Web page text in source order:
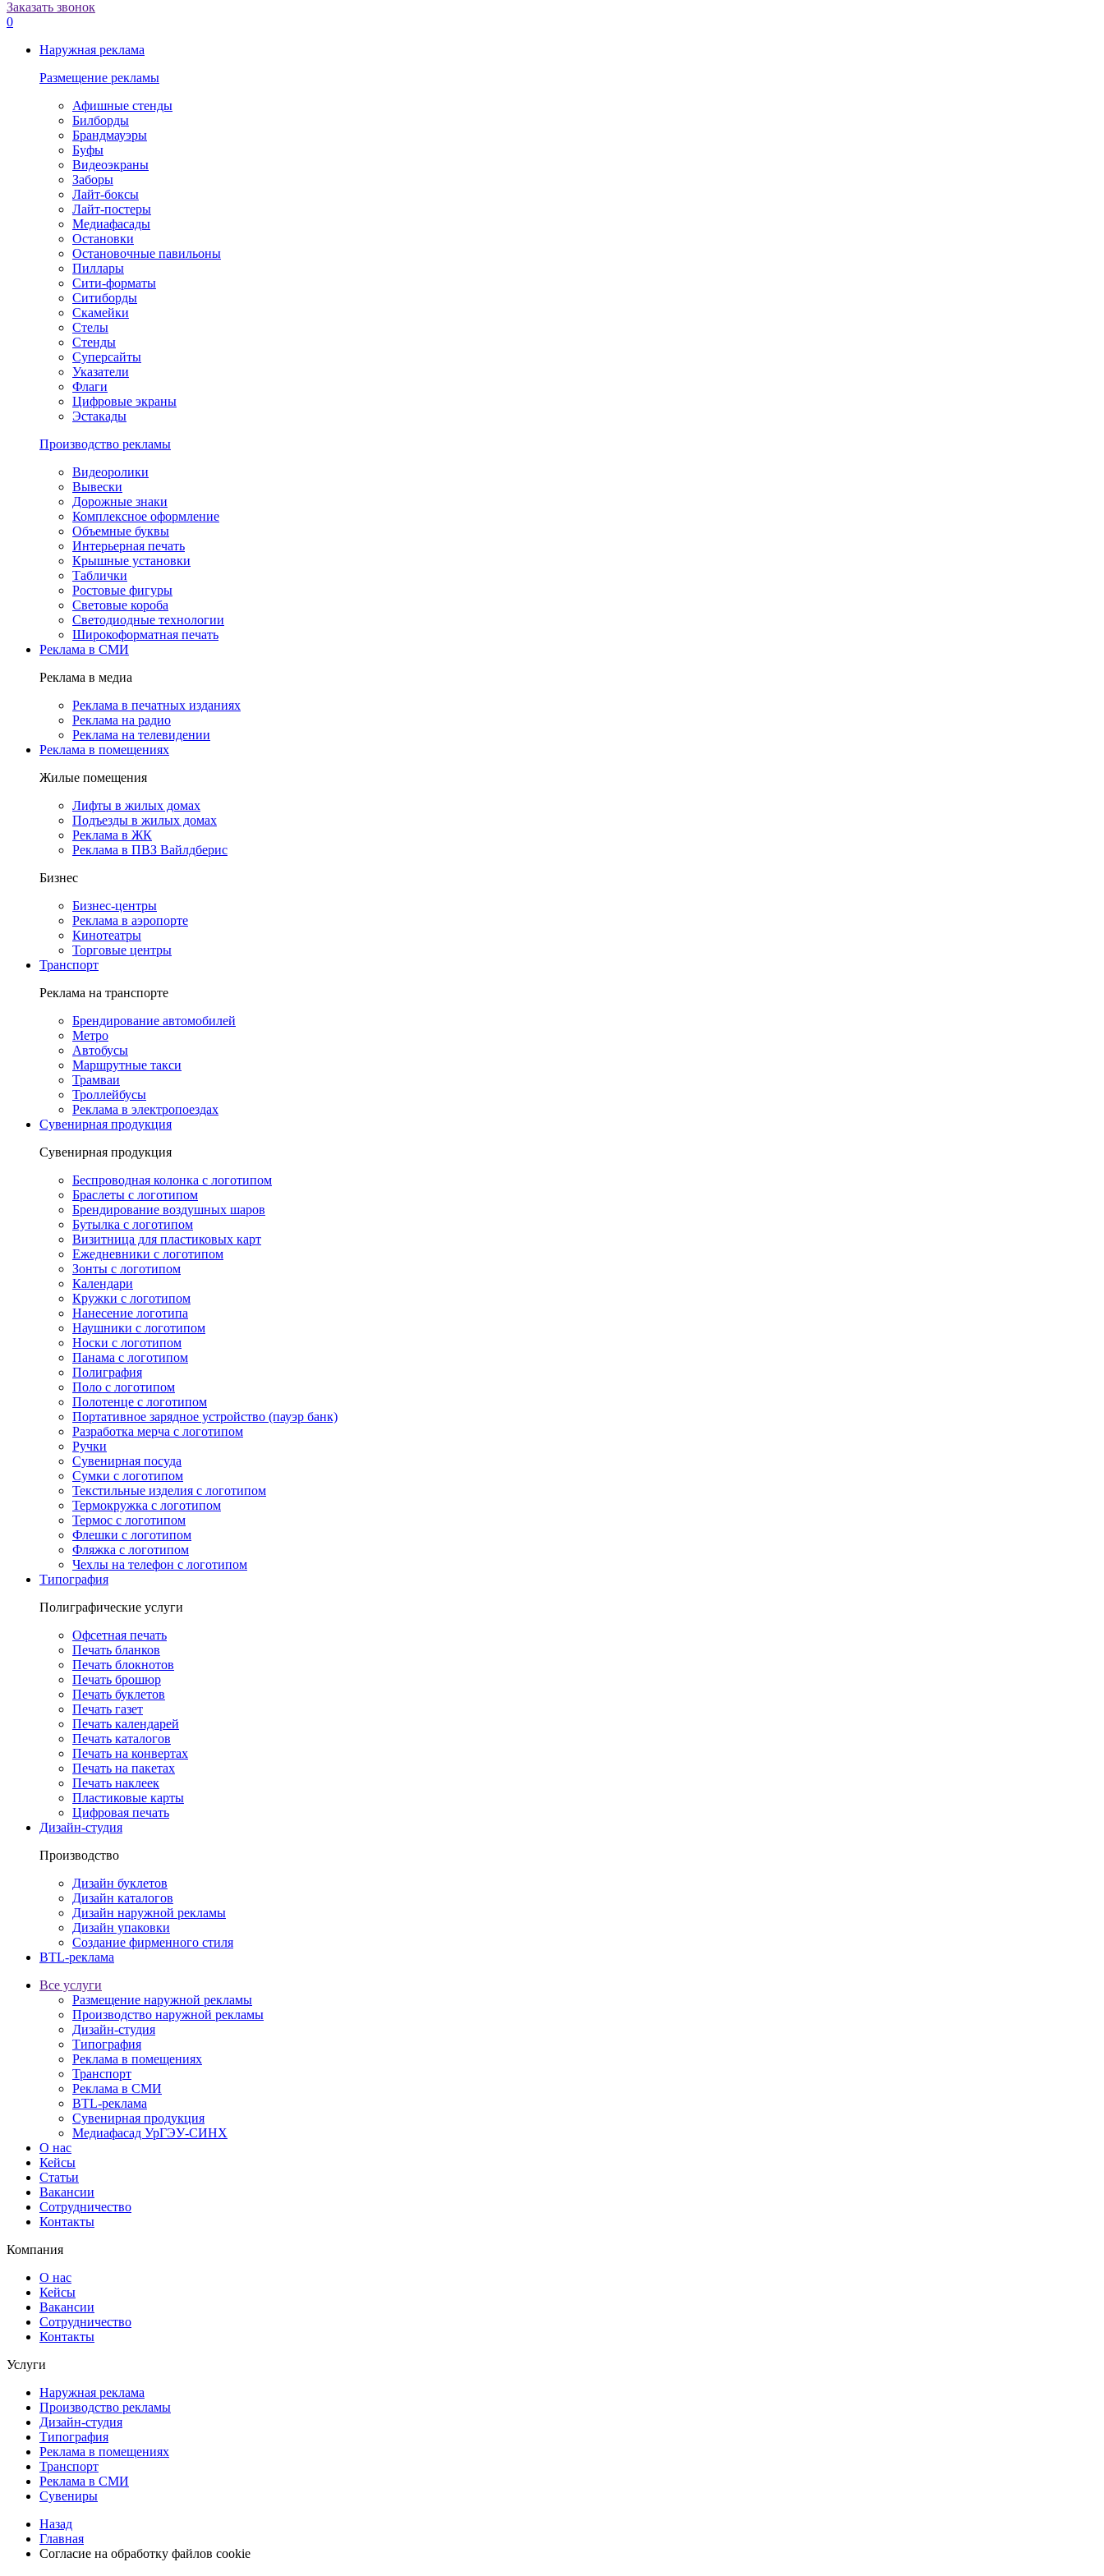
Заказать звонок
0
Наружная реклама
Размещение рекламы
Афишные стенды
Билборды
Брандмауэры
Буфы
Видеоэкраны
Заборы
Лайт-боксы
Лайт-постеры
Медиафасады
Остановки
Остановочные павильоны
Пиллары
Сити-форматы
Ситиборды
Скамейки
Стелы
Стенды
Суперсайты
Указатели
Флаги
Цифровые экраны
Эстакады
Производство рекламы
Видеоролики
Вывески
Дорожные знаки
Комплексное оформление
Объемные буквы
Интерьерная печать
Крышные установки
Таблички
Ростовые фигуры
Световые короба
Светодиодные технологии
Широкоформатная печать
Реклама в СМИ
Реклама в медиа
Реклама в печатных изданиях
Реклама на радио
Реклама на телевидении
Реклама в помещениях
Жилые помещения
Лифты в жилых домах
Подъезды в жилых домах
Реклама в ЖК
Реклама в ПВЗ Вайлдберис
Бизнес
Бизнес-центры
Реклама в аэропорте
Кинотеатры
Торговые центры
Транспорт
Реклама на транспорте
Брендирование автомобилей
Метро
Автобусы
Маршрутные такси
Трамваи
Троллейбусы
Реклама в электропоездах
Сувенирная продукция
Сувенирная продукция
Беспроводная колонка с логотипом
Браслеты с логотипом
Брендирование воздушных шаров
Бутылка с логотипом
Визитница для пластиковых карт
Ежедневники с логотипом
Зонты с логотипом
Календари
Кружки с логотипом
Нанесение логотипа
Наушники с логотипом
Носки с логотипом
Панама с логотипом
Полиграфия
Поло с логотипом
Полотенце с логотипом
Портативное зарядное устройство (пауэр банк)
Разработка мерча с логотипом
Ручки
Сувенирная посуда
Сумки с логотипом
Текстильные изделия с логотипом
Термокружка с логотипом
Термос с логотипом
Флешки с логотипом
Фляжка с логотипом
Чехлы на телефон с логотипом
Типография
Полиграфические услуги
Офсетная печать
Печать бланков
Печать блокнотов
Печать брошюр
Печать буклетов
Печать газет
Печать календарей
Печать каталогов
Печать на конвертах
Печать на пакетах
Печать наклеек
Пластиковые карты
Цифровая печать
Дизайн-студия
Производство
Дизайн буклетов
Дизайн каталогов
Дизайн наружной рекламы
Дизайн упаковки
Создание фирменного стиля
BTL-реклама
Все услуги
Размещение наружной рекламы
Производство наружной рекламы
Дизайн-студия
Типография
Реклама в помещениях
Транспорт
Реклама в СМИ
BTL-реклама
Сувенирная продукция
Медиафасад УрГЭУ-СИНХ
О нас
Кейсы
Статьи
Вакансии
Сотрудничество
Контакты
Компания
О нас
Кейсы
Вакансии
Сотрудничество
Контакты
Услуги
Наружная реклама
Производство рекламы
Дизайн-студия
Типография
Реклама в помещениях
Транспорт
Реклама в СМИ
Сувениры
Назад
Главная
Согласие на обработку файлов cookie